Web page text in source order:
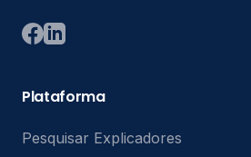
Plataforma
Pesquisar Explicadores